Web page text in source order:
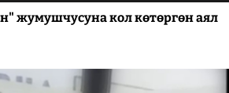
жумушчусуна кол көтөргөн аял